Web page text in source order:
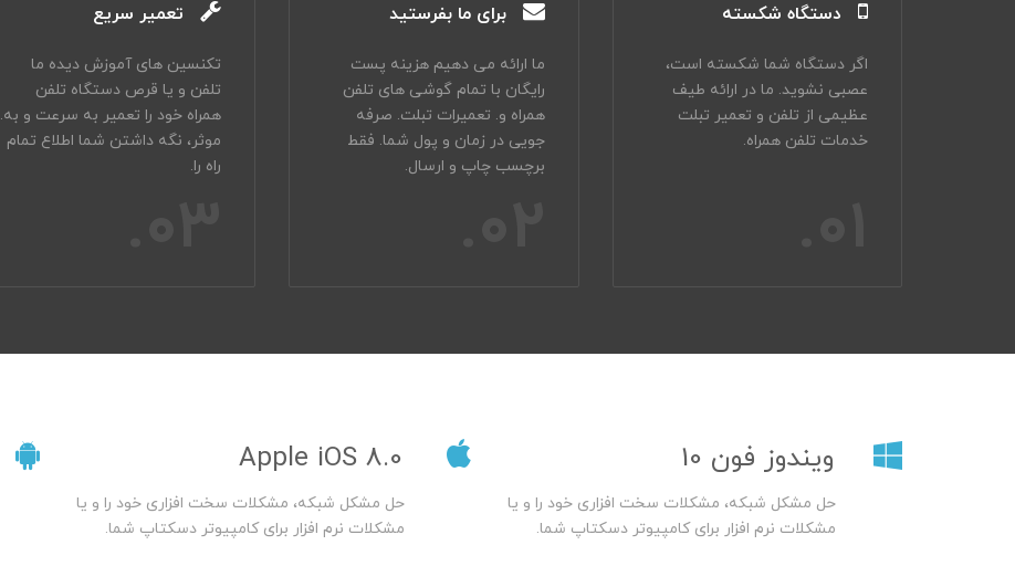
دستگاه شکسته
اگر دستگاه شما شکسته است،
عصبی نشوید. ما در ارائه طیف
عظیمی از تلفن و تعمیر تبلت
خدمات تلفن همراه.
برای ما بفرستید
ما ارائه می دهیم هزینه پست
رایگان با تمام گوشی های تلفن
همراه و. تعمیرات تبلت. صرفه
جویی در زمان و پول شما. فقط
برچسب چاپ و ارسال.
تعمیر سریع
تکنسین های آموزش دیده ما
تلفن و یا قرص دستگاه تلفن
همراه خود را تعمیر به سرعت و به.
موثر، نگه داشتن شما اطلاع تمام
راه را.
Apple iOS 8.0
حل مشکل شبکه، مشکلات سخت افزاری خود را و یا
مشکلات نرم افزار برای کامپیوتر دسکتاپ شما.
ویندوز فون 10
حل مشکل شبکه، مشکلات سخت افزاری خود را و یا
مشکلات نرم افزار برای کامپیوتر دسکتاپ شما.